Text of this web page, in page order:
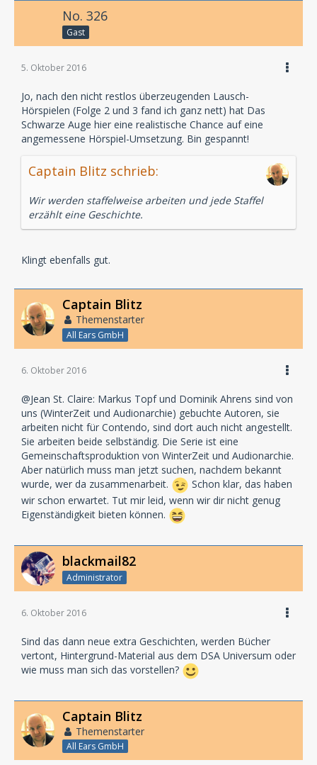
No. 326
Gast
5. Oktober 2016
Jo, nach den nicht restlos überzeugenden Lausch-
Hörspielen (Folge 2 und 3 fand ich ganz nett) hat Das
Schwarze Auge hier eine realistische Chance auf eine
angemessene Hörspiel-Umsetzung. Bin gespannt!
Captain Blitz schrieb:
Wir werden staffelweise arbeiten und jede Staffel
erzählt eine Geschichte.
Klingt ebenfalls gut.
Captain Blitz
Themenstarter
All Ears GmbH
6. Oktober 2016
@Jean St. Claire: Markus Topf und Dominik Ahrens sind von
uns (WinterZeit und Audionarchie) gebuchte Autoren, sie
arbeiten nicht für Contendo, sind dort auch nicht angestellt.
Sie arbeiten beide selbständig. Die Serie ist eine
Gemeinschaftsproduktion von WinterZeit und Audionarchie.
Aber natürlich muss man jetzt suchen, nachdem bekannt
wurde, wer da zusammenarbeit.
Schon klar, das haben
wir schon erwartet. Tut mir leid, wenn wir dir nicht genug
Eigenständigkeit bieten können.
blackmail82
Administrator
6. Oktober 2016
Sind das dann neue extra Geschichten, werden Bücher
vertont, Hintergrund-Material aus dem DSA Universum oder
wie muss man sich das vorstellen?
Captain Blitz
Themenstarter
All Ears GmbH